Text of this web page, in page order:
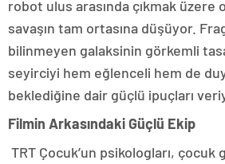
robot ulus arasında çıkmak üzere
savaşın tam ortasına düşüyor.
bilinmeyen galaksinin görkemli
seyirciyi hem eğlenceli hem de
beklediğine dair güçlü ipuçları
Filmin Arkasındaki Güçlü Ekip
TRT Çocuk’un psikologları, çocuk